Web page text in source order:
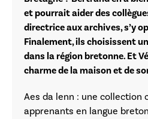
et pourrait aider des
directrice aux archives, s’y
Finalement, ils choisissent
dans la région bretonne. Et
charme dela maison et de
Aes da lenn : une collection
apprenants en langue